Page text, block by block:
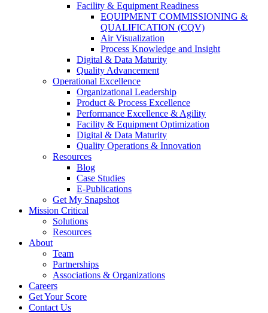
Facility & Equipment Readiness
EQUIPMENT COMMISSIONING &
QUALIFICATION (CQV)
Air Visualization
Process Knowledge and Insight
Digital & Data Maturity
Quality Advancement
Operational Excellence
Organizational Leadership
Product & Process Excellence
Performance Excellence & Agility
Facility & Equipment Optimization
Digital & Data Maturity
Quality Operations & Innovation
Resources
Blog
Case Studies
E-Publications
Get My Snapshot
Mission Critical
Solutions
Resources
About
Team
Partnerships
Associations & Organizations
Careers
Get Your Score
Contact Us